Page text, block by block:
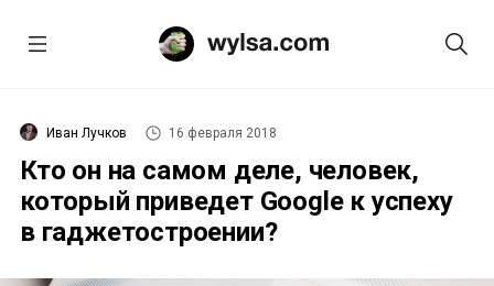
Иван Лучков 16 февраля 2018
Кто он на самом деле, человек,
который приведет Google к успеху
в гаджетостроении?